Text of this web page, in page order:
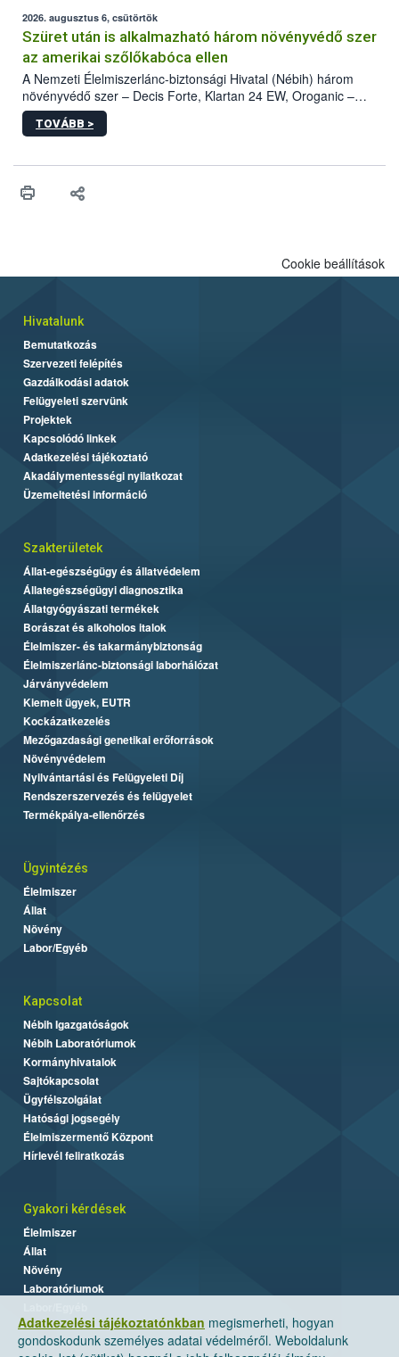
az intenzív felderítést, emellett az intézkedéseket a szlovák
hatósággal is összehangolják a terjedés megállítása érdekében.
2026. augusztus 6, csütörtök
Szüret után is alkalmazható három növényvédő szer
az amerikai szőlőkabóca ellen
A Nemzeti Élelmiszerlánc-biztonsági Hivatal (Nébih) három
növényvédő szer – Decis Forte, Klartan 24 EW, Oroganic –
engedélyokiratát módosította, így azok a szüretet követően,
egészen a vesszőérettség (BBCH 91) stádiumáig
érésű szőlőkben is legyen lehetőség a károsító elleni további
felhasználók számára is elérhető és ökológiai termesztésben is
TOVÁBB >
Adatkezelési tájékoztatónkban megismerheti, hogyan
gondoskodunk személyes adatai védelméről. Weboldalunk
Cookie beállítások
Hivatalunk
Bemutatkozás
Szervezeti felépítés
Gazdálkodási adatok
Felügyeleti szervünk
Projektek
Kapcsolódó linkek
Adatkezelési tájékoztató
Akadálymentességi nyilatkozat
Üzemeltetési információ
Szakterületek
Állat-egészségügy és állatvédelem
Állategészségügyi diagnosztika
Állatgyógyászati termékek
Borászat és alkoholos italok
Élelmiszer- és takarmánybiztonság
Élelmiszerlánc-biztonsági laborhálózat
Járványvédelem
Kiemelt ügyek, EUTR
Kockázatkezelés
Mezőgazdasági genetikai erőforrások
Növényvédelem
Nyilvántartási és Felügyeleti Díj
Rendszerszervezés és felügyelet
Termékpálya-ellenőrzés
Ügyintézés
Élelmiszer
Állat
Növény
Labor/Egyéb
Kapcsolat
Nébih Igazgatóságok
Nébih Laboratóriumok
Kormányhivatalok
Sajtókapcsolat
Ügyfélszolgálat
Hatósági jogsegély
Élelmiszermentő Központ
Hírlevél feliratkozás
Gyakori kérdések
Élelmiszer
Állat
Növény
Laboratóriumok